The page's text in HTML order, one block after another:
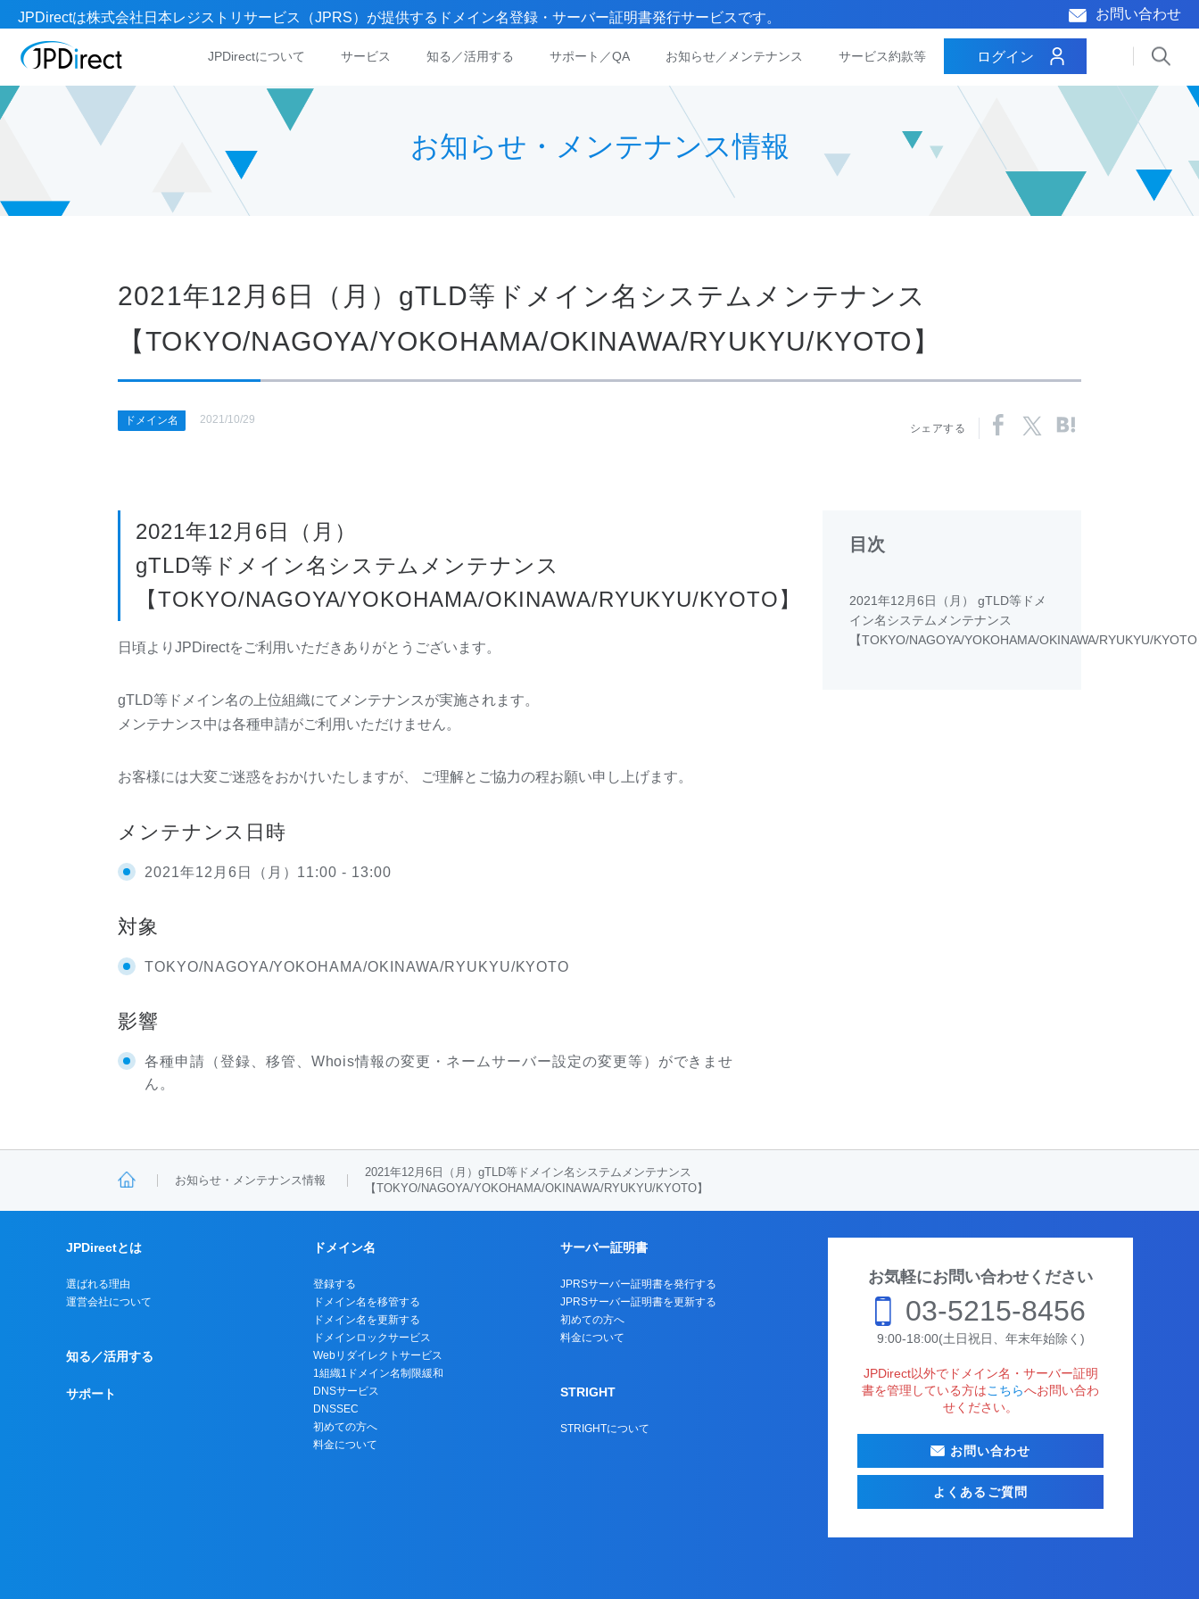
お問い合わせ
JPDirectは株式会社日本レジストリサービス（JPRS）が提供するドメイン名登録・サーバー証明書発行サービスです。
JPDirectについて サービス 知る／活用する サポート／QA お知らせ／メンテナンス サービス約款等 ログイン
お知らせ・メンテナンス情報
2021年12月6日（月）gTLD等ドメイン名システムメンテナンス
【TOKYO/NAGOYA/YOKOHAMA/OKINAWA/RYUKYU/KYOTO】
ドメイン名 2021/10/29
シェアする
2021年12月6日（月）
gTLD等ドメイン名システムメンテナンス
【TOKYO/NAGOYA/YOKOHAMA/OKINAWA/RYUKYU/KYOTO 】
日頃よりJPDirectをご利用いただきありがとうございます。
gTLD等ドメイン名の上位組織にてメンテナンスが実施されます。
メンテナンス中は各種申請がご利用いただけません。
お客様には大変ご迷惑をおかけいたしますが、 ご理解とご協力の程お願い申し上げます。
メンテナンス日時
2021年12月6日（月）11:00 - 13:00
対象
TOKYO/NAGOYA/YOKOHAMA/OKINAWA/RYUKYU/KYOTO
影響
各種申請（登録、移管、Whois情報の変更・ネームサーバー設定の変更等）ができませ
ん。
目次
2021年12月6日（月） gTLD等ドメ
イン名システムメンテナンス
【TOKYO/NAGOYA/YOKOHAMA/OKINAWA/RYUKYU/
お知らせ・メンテナンス情報
2021年12月6日（月）gTLD等ドメイン名システムメンテナンス
【TOKYO/NAGOYA/YOKOHAMA/OKINAWA/RYUKYU/KYOTO】
JPDirectとは
選ばれる理由
運営会社について
知る／活用する
サポート
ドメイン名
登録する
ドメイン名を移管する
ドメイン名を更新する
ドメインロックサービス
Webリダイレクトサービス
1組織1ドメイン名制限緩和
DNSサービス
DNSSEC
初めての方へ
料金について
サーバー証明書
JPRSサーバー証明書を発行する
JPRSサーバー証明書を更新する
初めての方へ
料金について
STRIGHT
STRIGHTについて
お気軽にお問い合わせください
03-5215-8456
9:00-18:00(土日祝日、年末年始除く)
JPDirect以外でドメイン名・サーバー証明
書を管理している方はこちらへお問い合わ
せください。
お問い合わせ
よくあるご質問